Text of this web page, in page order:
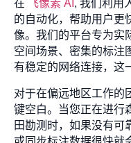
在 飞像素 AI , 我们利用
的自动化，帮助用户更
像。我们的平台专为
空间场景、密集的标注
有稳定的网络连接，这
对于在偏远地区工作的
键空白。当您正在进行
田勘测时，如果没有可